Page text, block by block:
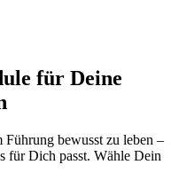
für Deine
bewusst zu leben –
für Dich passt. Wähle Dein